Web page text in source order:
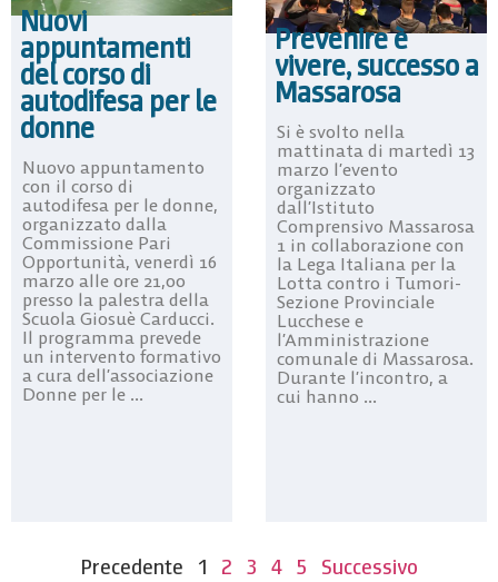
Nuovi
appuntamenti
del corso di
autodifesa per le
donne
Nuovo appuntamento
con il corso di
autodifesa per le donne,
organizzato dalla
Commissione Pari
Opportunità, venerdì 16
marzo alle ore 21,00
presso la palestra della
Scuola Giosuè Carducci.
Il programma prevede
un intervento formativo
a cura dell’associazione
Donne per le ...
Prevenire è
vivere, successo a
Massarosa
Si è svolto nella
mattinata di martedì 13
marzo l’evento
organizzato
dall’Istituto
Comprensivo Massarosa
1 in collaborazione con
la Lega Italiana per la
Lotta contro i Tumori-
Sezione Provinciale
Lucchese e
l’Amministrazione
comunale di Massarosa.
Durante l’incontro, a
cui hanno ...
Precedente 1 2 3 4 5 Successivo